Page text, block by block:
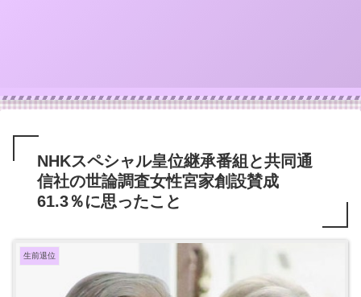
NHKスペシャル皇位継承番組と共同通
信社の世論調査女性宮家創設賛成
61.3％に思ったこと
生前退位